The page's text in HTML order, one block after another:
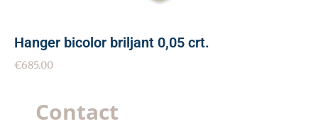
Hanger bicolor briljant 0,05 crt.
€685.00
Contact